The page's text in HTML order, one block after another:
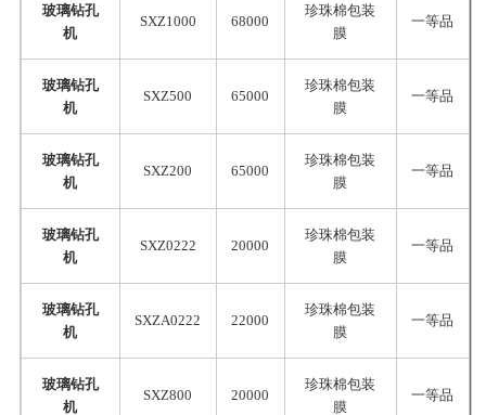
玻璃钻孔
机
SXZ1000 68000
珍珠棉包装
膜
一等品
玻璃钻孔
机
SXZ500 65000
珍珠棉包装
膜
一等品
玻璃钻孔
机
SXZ200 65000
珍珠棉包装
膜
一等品
玻璃钻孔
机
SXZ0222 20000
珍珠棉包装
膜
一等品
玻璃钻孔
机
SXZA0222 22000
珍珠棉包装
膜
一等品
玻璃钻孔
机
SXZ800 20000
珍珠棉包装
膜
一等品